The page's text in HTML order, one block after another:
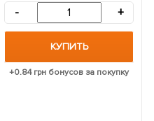
- +
КУПИТЬ
+0.84грн бонусов за покупку